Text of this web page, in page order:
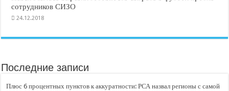
сотрудников СИЗО
24.12.2018
Последние записи
Плюс 6 процентных пунктов к аккуратности: РСА назвал регионы с самой